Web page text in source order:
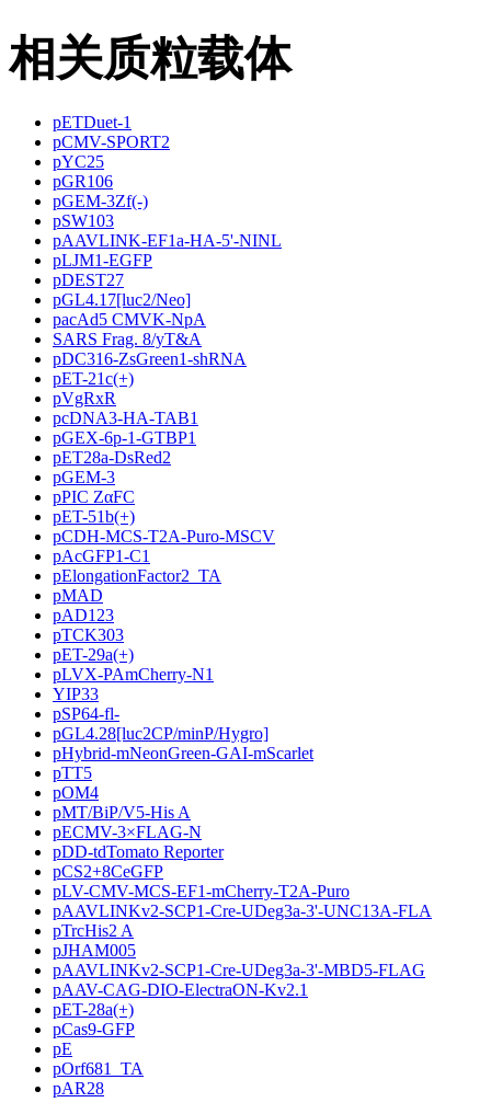
相关质粒载体
pETDuet-1
pCMV-SPORT2
pYC25
pGR106
pGEM-3Zf(-)
pSW103
pAAVLINK-EF1a-HA-5'-NINL
pLJM1-EGFP
pDEST27
pGL4.17[luc2/Neo]
pacAd5 CMVK-NpA
SARS Frag. 8/yT&A
pDC316-ZsGreen1-shRNA
pET-21c(+)
pVgRxR
pcDNA3-HA-TAB1
pGEX-6p-1-GTBP1
pET28a-DsRed2
pGEM-3
pPIC ZαFC
pET-51b(+)
pCDH-MCS-T2A-Puro-MSCV
pAcGFP1-C1
pElongationFactor2_TA
pMAD
pAD123
pTCK303
pET-29a(+)
pLVX-PAmCherry-N1
YIP33
pSP64-fl-
pGL4.28[luc2CP/minP/Hygro]
pHybrid-mNeonGreen-GAI-mScarlet
pTT5
pOM4
pMT/BiP/V5-His A
pECMV-3×FLAG-N
pDD-tdTomato Reporter
pCS2+8CeGFP
pLV-CMV-MCS-EF1-mCherry-T2A-Puro
pAAVLINKv2-SCP1-Cre-UDeg3a-3'-UNC13A-FLA
pTrcHis2 A
pJHAM005
pAAVLINKv2-SCP1-Cre-UDeg3a-3'-MBD5-FLAG
pAAV-CAG-DIO-ElectraON-Kv2.1
pET-28a(+)
pCas9-GFP
pE
pOrf681_TA
pAR28